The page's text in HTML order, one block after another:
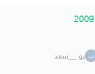
ب بو __سعد